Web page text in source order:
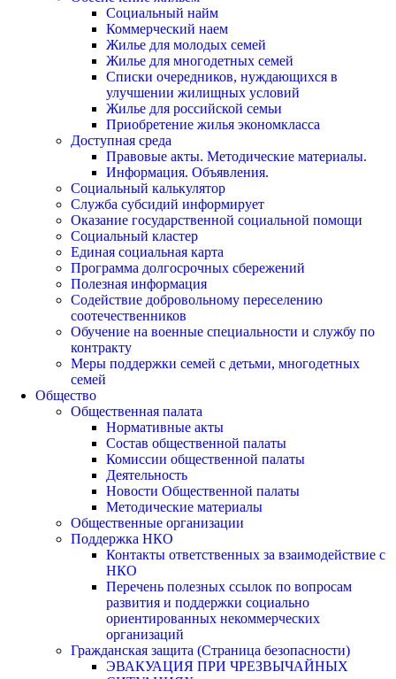
Социальный найм
Коммерческий наем
Жилье для молодых семей
Жилье для многодетных семей
Списки очередников, нуждающихся в
улучшении жилищных условий
Жилье для российской семьи
Приобретение жилья экономкласса
Доступная среда
Правовые акты. Методические материалы.
Информация. Объявления.
Социальный калькулятор
Служба субсидий информирует
Оказание государственной социальной помощи
Социальный кластер
Единая социальная карта
Программа долгосрочных сбережений
Полезная информация
Содействие добровольному переселению
соотечественников
Обучение на военные специальности и службу по
контракту
Меры поддержки семей с детьми, многодетных
семей
Общество
Общественная палата
Нормативные акты
Состав общественной палаты
Комиссии общественной палаты
Деятельность
Новости Общественной палаты
Методические материалы
Общественные организации
Поддержка НКО
Контакты ответственных за взаимодействие с
НКО
Перечень полезных ссылок по вопросам
развития и поддержки социально
ориентированных некоммерческих
организаций
Гражданская защита (Страница безопасности)
ЭВАКУАЦИЯ ПРИ ЧРЕЗВЫЧАЙНЫХ